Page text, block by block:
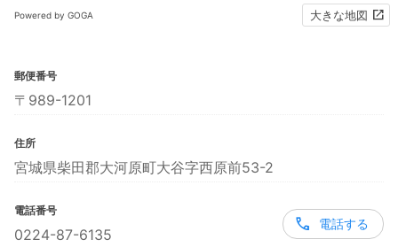
Powered by GOGA 大きな地図
郵便番号
〒989-1201
住所
宮城県柴田郡大河原町大谷字西原前53-2
電話番号
0224-87-6135
電話する